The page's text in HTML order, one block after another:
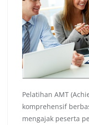
Pelatihan AMT
komprehensif
mengajak peserta